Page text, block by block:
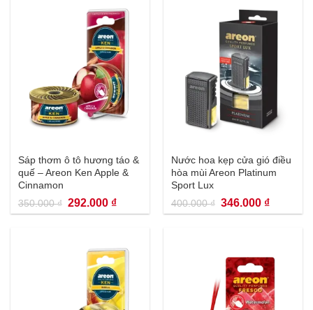
Sáp thơm ô tô hương táo &
quế – Areon Ken Apple &
Cinnamon
350.000₫ Giá
gốc
là:
292.000 ₫Giá
hiện
tại
Nước hoa kẹp cửa gió điều
hòa mùi Areon Platinum
Sport Lux
400.000₫ Giá
gốc
là:
346.000 ₫Giá
hiện
tại